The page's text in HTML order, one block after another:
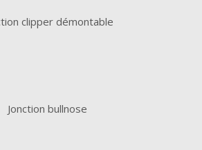
clipper démontable
Jonction bullnose